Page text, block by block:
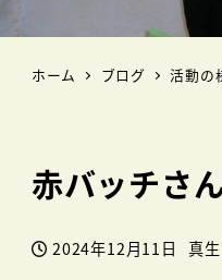
ホーム ブログ 活動の
赤バッチさ
投稿日
2024年12月11日
著
真生